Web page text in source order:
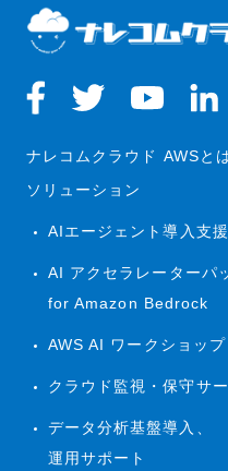
ナレコムクラウド AWSと
ソリューション
AIエージェント導入支援
AI アクセラレーターパ
for Amazon Bedrock
AWS AI ワークショップ
クラウド監視・保守サ
データ分析基盤導入、
運用サポート